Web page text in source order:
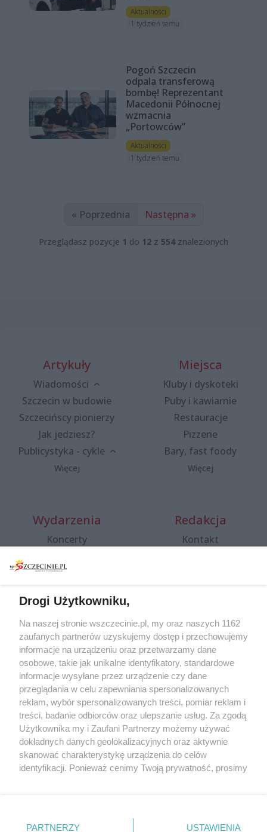
Aktualności
1 tydzień temu
Pogoń Szczecin
odpala transferową
bombę! Reprezentant
Macedonii Północnej
wzmacnia
„Portowców”
Aktualności
1 tydzień temu
« Poprzednia Następna »
Przeglądasz pozycje 1 do 12 z 554znalezionych
Artykuły
Wiadomości
Szczecin w budowie
Szczecińscy pionierzy
Jak jedziesz?
Publicystyka - cykle
Więcej
Miejsca
Kluby i dyskoteki
Puby i kawiarnie
Restauracje
Pizzerie
Bary, fast foody
Więcej
Wydarzenia
Koncerty
Spacery i oprowadzania
targi
Wernisaże
Więcej
Redakcja
Kontakt
Specjalny koncert z okazji
20. urodzin portalu
wSzczecinie.pl
Regulamin konkursów
śniadaniówka "Hej
Szczecin! Jest piątek!"
Partnerzy
Praca Szczecin
Drogi Użytkowniku,
Na naszej stronie wszczecinie.pl, my oraz naszych 1162
zaufanych partnerów uzyskujemy dostęp i przechowujemy
informacje na urządzeniu oraz przetwarzamy dane
osobowe, takie jak unikalne identyfikatory, standardowe
informacje wysyłane przez urządzenie czy dane
przeglądania w celu zapewniania spersonalizowanych
reklam, wybór spersonalizowanych treści, pomiar reklam i
treści, badanie odbiorców oraz ulepszanie usług. Za zgodą
Użytkownika my i Zaufani Partnerzy możemy używać
dokładnych danych geolokalizacyjnych oraz aktywnie
skanować charakterystykę urządzenia do celów
identyfikacji. Ponieważ cenimy Twoją prywatność, prosimy
prywatności znajdujący się w lewym dolnym rogu strony
PARTNERZY USTAWIENIA